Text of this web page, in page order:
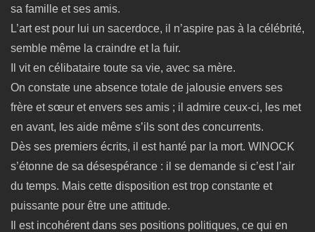
sa famille et ses amis.
L’art est pour lui un sacerdoce, il n’aspire pas à la célébrité,
semble même la craindre et la fuir.
Il vit en célibataire toute sa vie, avec sa mère.
On constate une absence totale de jalousie envers ses
frère et sœur et envers ses amis ; il admire ceux-ci, les met
en avant, les aide même s’ils sont des concurrents.
Dès ses premiers écrits, il est hanté par la mort. WINOCK
s’étonne de sa désespérance : il se demande si c’est l’air
du temps. Mais cette disposition est trop constante et
puissante pour être une attitude.
Il est incohérent dans ses positions politiques, ce qui en